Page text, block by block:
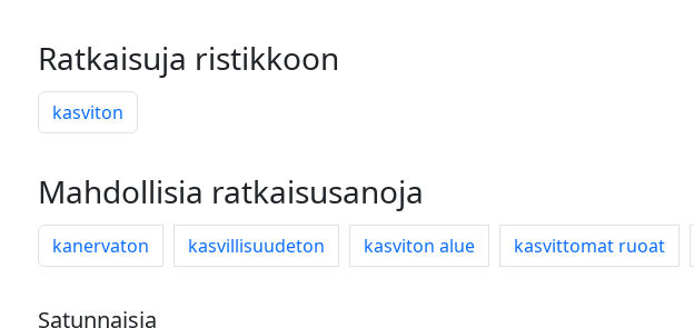
Ratkaisuja ristikkoon
kasviton
Mahdollisia ratkaisusanoja
kanervaton kasvillisuudeton kasviton alue kasvittomat ruoat
Satunnaisia